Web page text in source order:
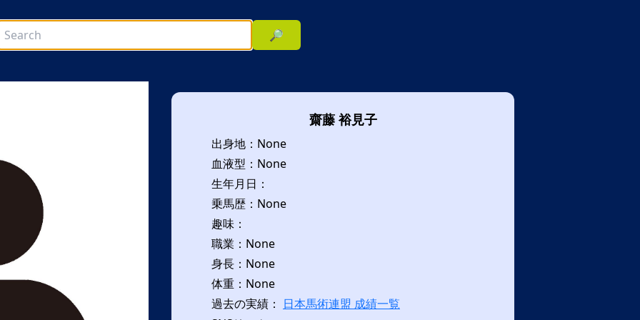
🔎
齋藤 裕見子
出身地：None
血液型：None
生年月日：
乗馬歴：None
趣味：
職業：None
身長：None
体重：None
過去の実績： 日本馬術連盟 成績一覧